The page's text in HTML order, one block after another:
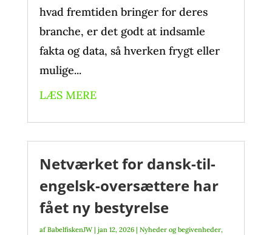
hvad fremtiden bringer for deres
branche, er det godt at indsamle
fakta og data, så hverken frygt eller
mulige...
LÆS MERE
Netværket for dansk-til-
engelsk-oversættere har
fået ny bestyrelse
afBabelfiskenJW| jan 12, 2026| Nyheder og begivenheder,